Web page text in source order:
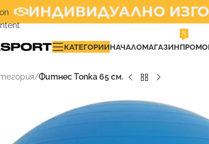
ИНДИВИДУАЛНО
КАТЕГОРИИНАЧАЛОМАГАЗИН
%
/Фитнес Топка 65 см.